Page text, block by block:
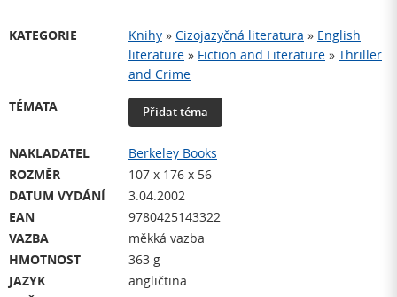
KATEGORIE Knihy » Cizojazyčná literatura » English
literature » Fiction and Literature » Thriller
and Crime
TÉMATA
Přidat téma
NAKLADATEL
Berkeley Books
ROZMĚR
107 x 176 x 56
DATUM VYDÁNÍ
3.04.2002
EAN
9780425143322
VAZBA
měkká vazba
HMOTNOST
363 g
JAZYK
angličtina